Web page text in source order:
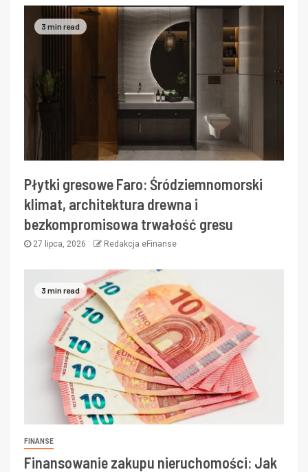
3 min read
Płytki gresowe Faro: Śródziemnomorski
klimat, architektura drewna i
bezkompromisowa trwałość gresu
27 lipca, 2026 Redakcja eFinanse
3 min read
FINANSE
Finansowanie zakupu nieruchomości: Jak